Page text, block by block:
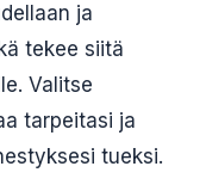
ja
tekee siitä
Valitse
tarpeitasi ja
tueksi.